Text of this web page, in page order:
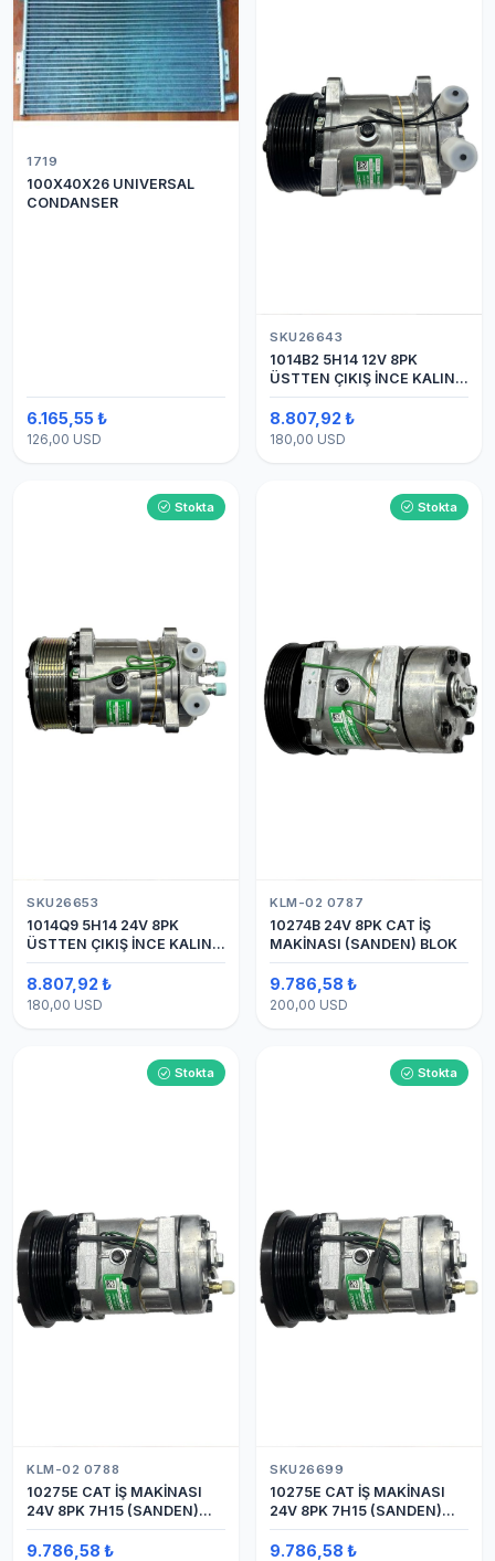
1719
100X40X26 UNIVERSAL
CONDANSER
6.165,55 ₺
126,00 USD
SKU26643
1014B2 5H14 12V 8PK
ÜSTTEN ÇIKIŞ İNCE KALIN
(SANDEN) KLİMA
KOMPESÖRÜ
8.807,92 ₺
180,00 USD
Stokta
SKU26653
1014Q9 5H14 24V 8PK
ÜSTTEN ÇIKIŞ İNCE KALIN
(SANDEN) KLİMA
KOMPRESÖRÜ KOMPRESÖR
8.807,92 ₺
180,00 USD
Stokta
KLM-02 0787
10274B 24V 8PK CAT İŞ
MAKİNASI (SANDEN) BLOK
9.786,58 ₺
200,00 USD
Stokta
KLM-02 0788
10275E CAT İŞ MAKİNASI
24V 8PK 7H15 (SANDEN)
BLOK
9.786,58 ₺
Stokta
SKU26699
10275E CAT İŞ MAKİNASI
24V 8PK 7H15 (SANDEN)
BLOK SAPLAMALI KLİMA
KOMPRESÖRÜ
9.786,58 ₺